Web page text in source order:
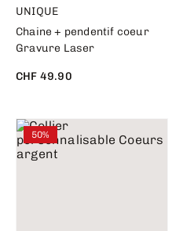
UNIQUE
Chaine + pendentif coeur
Gravure Laser
CHF 49.90
50%